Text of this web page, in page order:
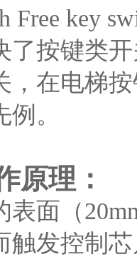
Free key
了按键类
，在电梯
。
原理：
表面（
触发控制